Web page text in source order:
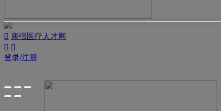
 康强医疗人才网
 
登录/注册